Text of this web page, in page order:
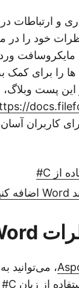
ارتباطات در
خود را در
را برای کمک
پست
، می‌توانید